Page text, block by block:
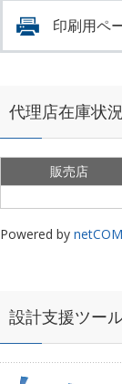
印刷用ペ
代理店在庫状況
販売店
Powered by
設計支援ツー